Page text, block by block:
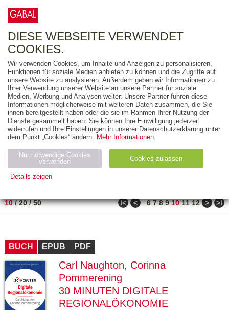
FREITEXT
AUSGABEART
AUS DER REIHE
ZUM THEMA
Neuerscheinung
Bestseller
PREIS
10/20/50 ǀ< < 6 7 8 9 10 11 12 > >ǀ
BUCH EPUB PDF
Carl Naughton, Corinna
Pommerening
30 MINUTEN DIGITALE
REGIONALÖKONOMIE
DIESE WEBSEITE VERWENDET
COOKIES.
Wir verwenden Cookies, um Inhalte und Anzeigen zu personalisieren,
Funktionen für soziale Medien anbieten zu können und die Zugriffe auf
unsere Website zu analysieren. Außerdem geben wir Informationen zu
Ihrer Verwendung unserer Website an unsere Partner für soziale
Medien, Werbung und Analysen weiter. Unsere Partner führen diese
Informationen möglicherweise mit weiteren Daten zusammen, die Sie
ihnen bereitgestellt haben oder die sie im Rahmen Ihrer Nutzung der
Dienste gesammelt haben. Sie können Ihre Einwilligung jederzeit
widerrufen und Ihre Einstellungen in unserer Datenschutzerklärung unter
dem Punkt „Cookies“ ändern. Mehr Informationen.
Nur notwendige Cookies
verwenden
Cookies zulassen
Details zeigen
Name Zweck
Ty
ESSION
_ID
verlag.
de
Session verwendet
GV_CO
OKIES
gabal-
verlag.
Speichert den Zustimmungsstatus des
Benutzers für Cookies auf der aktuellen
Domäne.